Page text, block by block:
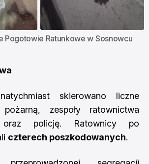
Pogotowie Ratunkowe w Sosnowcu
skierowano liczne
zespoły ratownictwa
oraz policję. Ratownicy po
czterech poszkodowanych.